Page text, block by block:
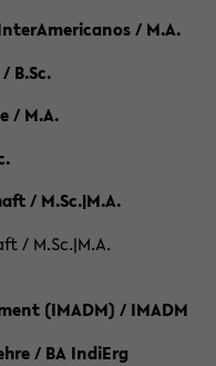
/ M.A.
B.Sc.
/ M.A.
/ M.Sc.|M.A.
/ M.Sc.|M.A.
(IMADM) / IMADM
/ BA IndiErg